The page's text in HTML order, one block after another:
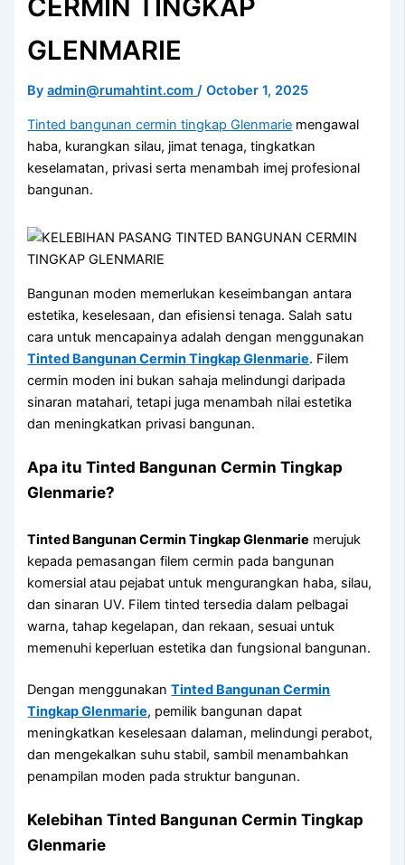
CERMIN TINGKAP
GLENMARIE
Byadmin@rumahtint.com/October 1, 2025
Tinted bangunan cermin tingkap Glenmarie mengawal
haba, kurangkan silau, jimat tenaga, tingkatkan
keselamatan, privasi serta menambah imej profesional
bangunan.
Bangunan moden memerlukan keseimbangan antara
estetika, keselesaan, dan efisiensi tenaga. Salah satu
cara untuk mencapainya adalah dengan menggunakan
Tinted Bangunan Cermin Tingkap Glenmarie. Filem
cermin moden ini bukan sahaja melindungi daripada
sinaran matahari, tetapi juga menambah nilai estetika
dan meningkatkan privasi bangunan.
Apa ituTinted Bangunan Cermin Tingkap
Glenmarie?
Tinted Bangunan Cermin Tingkap Glenmarie merujuk
kepada pemasangan filem cermin pada bangunan
komersial atau pejabat untuk mengurangkan haba, silau,
dan sinaran UV. Filem tinted tersedia dalam pelbagai
warna, tahap kegelapan, dan rekaan, sesuai untuk
memenuhi keperluan estetika dan fungsional bangunan.
Dengan menggunakanTinted Bangunan Cermin
Tingkap Glenmarie, pemilik bangunan dapat
meningkatkan keselesaan dalaman, melindungi perabot,
dan mengekalkan suhu stabil, sambil menambahkan
penampilan moden pada struktur bangunan.
KelebihanTinted Bangunan Cermin Tingkap
Glenmarie